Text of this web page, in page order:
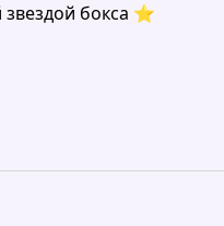
бокса ⭐️